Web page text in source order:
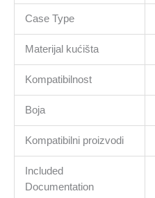
Case Type
Materijal kućišta
Kompatibilnost
Boja
Kompatibilni proizvodi
Included
Documentation